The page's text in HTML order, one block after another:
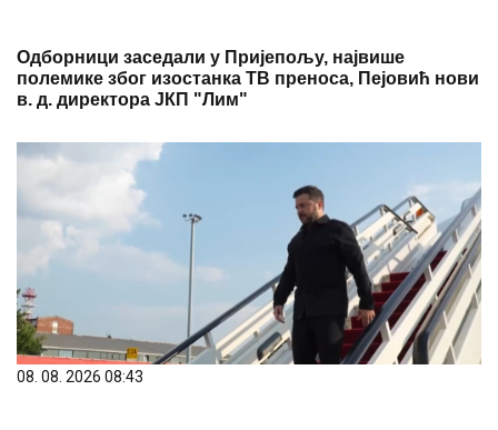
Одборници заседали у Пријепољу, највише
полемике због изостанка ТВ преноса, Пејовић нови
в. д. директора ЈКП "Лим"
08. 08. 2026 08:43